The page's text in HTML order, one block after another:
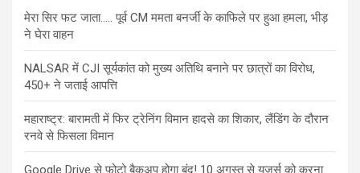
मेरा सिर फट जाता….. पूर्व CM ममता बनर्जी के काफिले पर हुआ हमला, भीड़
ने घेरा वाहन
NALSAR में CJI सूर्यकांत को मुख्य अतिथि बनाने पर छात्रों का विरोध,
450+ ने जताई आपत्ति
महाराष्ट्र: बारामती में फिर ट्रेनिंग विमान हादसे का शिकार, लैंडिंग के दौरान
रनवे से फिसला विमान
Google Drive से फोटो बैकअप होगा बंद! 10 अगस्त से यूजर्स को करना